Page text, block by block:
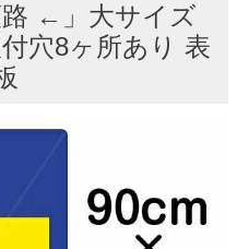
←」大サイズ
付穴8ヶ所あり 表